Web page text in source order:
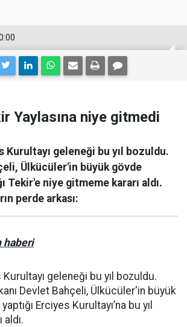
Yaylasına niye gitmedi
Kurultayı geleneği bu yıl bozuldu.
Ülkücüler'in büyük gövde
Tekir'e niye gitmeme kararı aldı.
perde arkası:
haberi
geleneği bu yıl bozuldu.
Devlet Bahçeli, Ülkücüler'in büyük
Erciyes Kurultayı’na bu yıl
aldı.